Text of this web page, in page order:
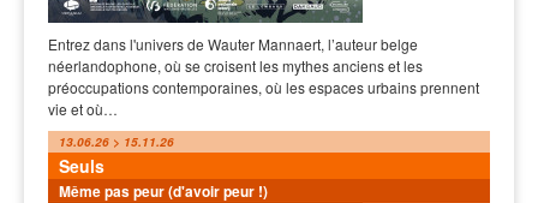
Entrez dans l'univers de Wauter Mannaert, l’auteur belge
néerlandophone, où se croisent les mythes anciens et les
préoccupations contemporaines, où les espaces urbains prennent
vie et où…
13.06.26 > 15.11.26
Seuls
Même pas peur (d'avoir peur !)